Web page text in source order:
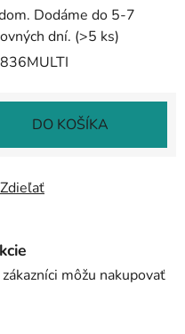
Dodáme do 5-7
dní. (>5 ks)
DO KOŠÍKA
Zdieľať
môžu nakupovať